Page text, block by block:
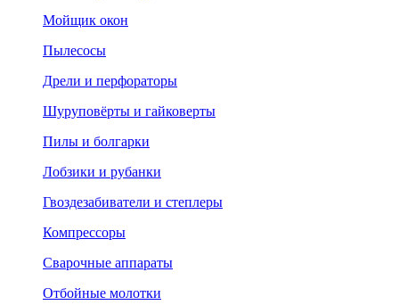
Мойщик окон
Пылесосы
Дрели и перфораторы
Шуруповёрты и гайковерты
Пилы и болгарки
Лобзики и рубанки
Гвоздезабиватели и степлеры
Компрессоры
Сварочные аппараты
Отбойные молотки